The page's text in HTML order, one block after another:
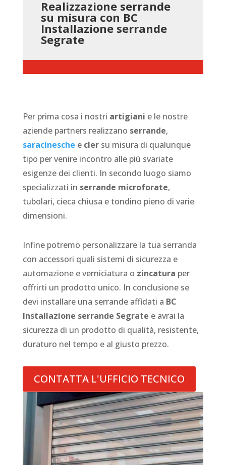
Realizzazione serrande
su misura con BC
Installazione serrande
Segrate
Per prima cosa i nostri artigiani e le nostre
aziende partners realizzano serrande,
saracinesche e clersu misura di qualunque
tipo per venire incontro alle più svariate
esigenze dei clienti. In secondo luogo siamo
specializzati in serrande microforate,
tubolari, cieca chiusa e tondino pieno di varie
dimensioni.
Infine potremo personalizzare la tua serranda
con accessori quali sistemi di sicurezza e
automazione e verniciatura o zincatura per
offrirti un prodotto unico. In conclusione se
devi installare una serrande affidati a BC
Installazione serrande Segrate e avrai la
sicurezza di un prodotto di qualità, resistente,
duraturo nel tempo e al giusto prezzo.
CONTATTA L'UFFICIO TECNICO